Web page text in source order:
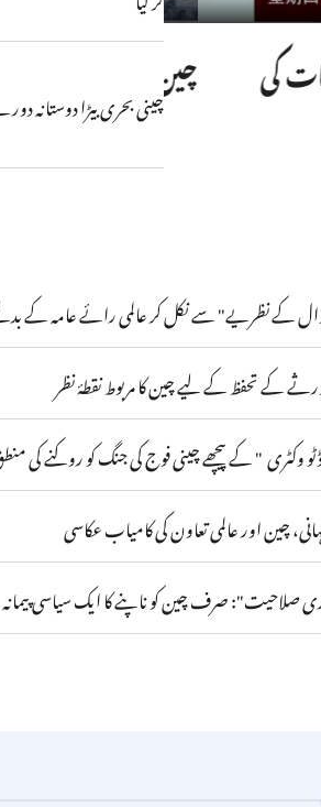
چینی بحری بیڑا دوستانہ
سے نکل کر عالمی رائے عامہ کے بدلنے کے گہرے اشاروں کو سمجھیں
ورثے کے تحفظ کے لیے چین کا مربوط نقطۂ نظر
وکٹری " کے پیچھے چینی فوج کی جنگ کو روکنے کی
چین اور عالمی تعاون کی کامیاب عکاسی
صلاحیت": صرف چین کو ناپنے کا ایک سیاسی پیمانہ